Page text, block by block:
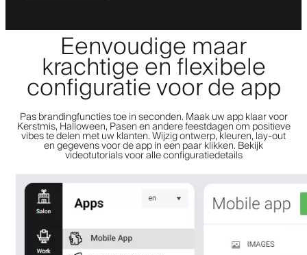
Eenvoudige maar
krachtige en flexibele
configuratie voor de app
Pas brandingfuncties toe in seconden. Maak uw app klaar voor
Kerstmis, Halloween, Pasen en andere feestdagen om positieve
vibes te delen met uw klanten. Wijzig ontwerp, kleuren, lay-out
en gegevens voor de app in een paar klikken. Bekijk
videotutorials voor alle configuratiedetails